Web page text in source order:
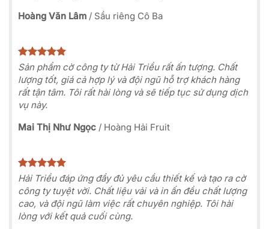
Hoàng Văn Lâm / Sầu riêng Cô Ba
Sản phẩm cờ công ty từ Hải Triều rất ấn tượng. Chất
lượng tốt, giá cả hợp lý và đội ngũ hỗ trợ khách hàng
rất tận tâm. Tôi rất hài lòng và sẽ tiếp tục sử dụng dịch
vụ này.
Mai Thị Như Ngọc / Hoàng Hải Fruit
Hải Triều đáp ứng đầy đủ yêu cầu thiết kế và tạo ra cờ
công ty tuyệt vời. Chất liệu vải và in ấn đều chất lượng
cao, và đội ngũ làm việc rất chuyên nghiệp. Tôi hài
lòng với kết quả cuối cùng.